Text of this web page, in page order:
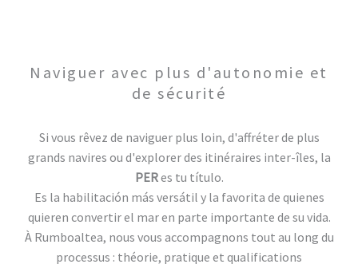
Naviguer avec plus d'autonomie et
de sécurité
Si vous rêvez de naviguer plus loin, d'affréter de plus
grands navires ou d'explorer des itinéraires inter-îles, la
PERes tu título.
Es la habilitación más versátil y la favorita de quienes
quieren convertir el mar en parte importante de su vida.
À Rumboaltea, nous vous accompagnons tout au long du
processus : théorie, pratique et qualifications